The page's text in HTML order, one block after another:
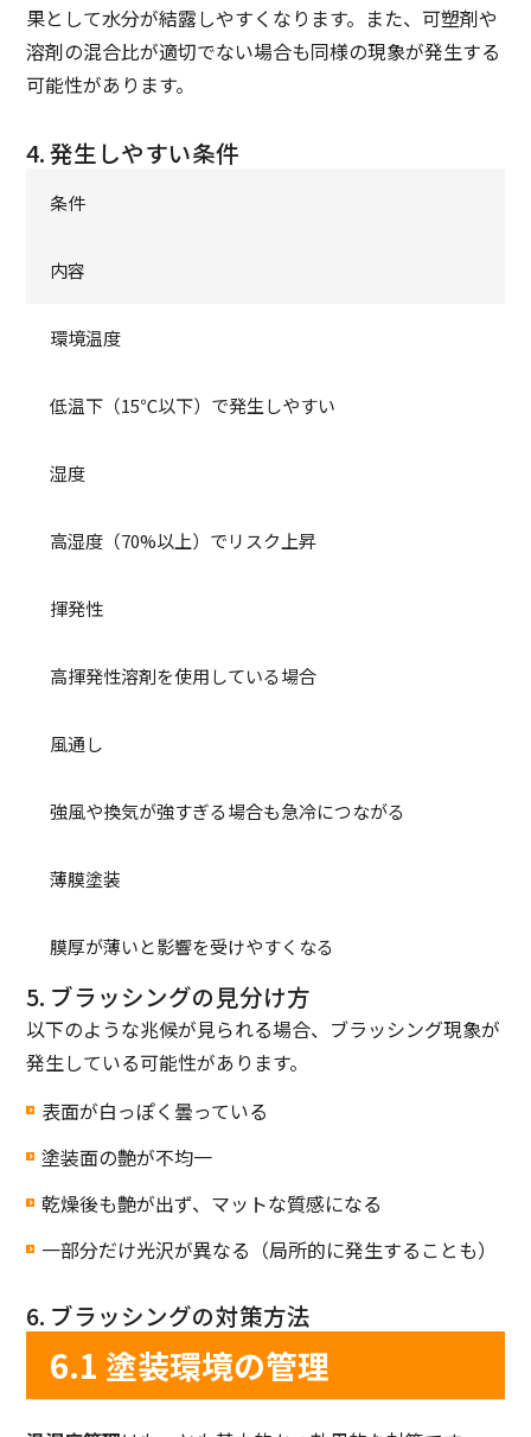
果として水分が結露しやすくなります。また、可塑剤や
溶剤の混合比が適切でない場合も同様の現象が発生する
可能性があります。
4. 発生しやすい条件
条件
内容
環境温度
低温下（15℃以下）で発生しやすい
湿度
高湿度（70%以上）でリスク上昇
揮発性
高揮発性溶剤を使用している場合
風通し
強風や換気が強すぎる場合も急冷につながる
薄膜塗装
膜厚が薄いと影響を受けやすくなる
5. ブラッシングの見分け方
以下のような兆候が見られる場合、ブラッシング現象が
発生している可能性があります。
表面が白っぽく曇っている
塗装面の艶が不均一
乾燥後も艶が出ず、マットな質感になる
一部分だけ光沢が異なる（局所的に発生することも）
6. ブラッシングの対策方法
6.1 塗装環境の管理